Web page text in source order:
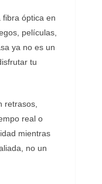
fibra óptica en
películas,
ya no es un
tu
retrasos,
real o
mientras
no un